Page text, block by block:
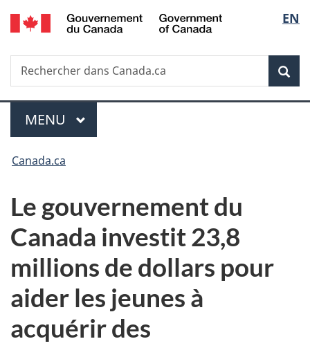
Passer
au
principal
Passer
à
Au
du
Passer
à
version
simplifiée
de
la
EN
Recherche
Rechercher
dans
Menu
MENU PRINCIPAL
Vous
ici :
Canada.ca
Le gouvernement du
Canada investit 23,8
millions de dollars pour
aider les jeunes à
acquérir des